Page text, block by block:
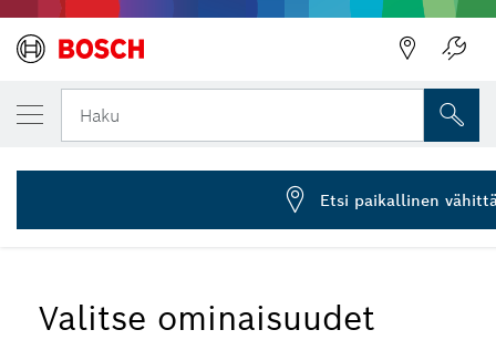
Haku
... U 127 D Special for Alu ‑pistosahanterät
Valitse ominaisuudet
VALITSEMASI VAIHTOEHTO
Pistosahanterä U 127 D
2 608 631 512
Etsi paikallinen